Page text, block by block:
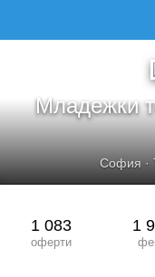
Младежки
София·
1 083
оферти
1